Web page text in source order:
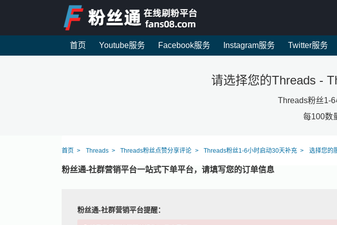
首页 Youtube服务 Facebook服务 Instagram服务 Twitter服务
请选择您的Threads -
Threads粉丝1-
每100数
首页 Threads Threads粉丝点赞分享评论 Threads粉丝1-6小时启动30天补充 选择您的
粉丝通-社群营销平台一站式下单平台，请填写您的订单信息
粉丝通-社群营销平台提醒：